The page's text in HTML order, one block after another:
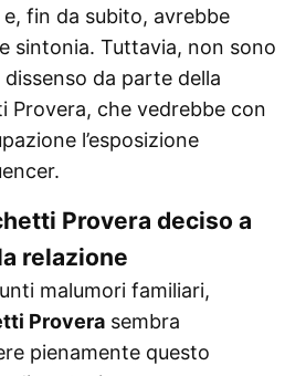
e, fin da subito, avrebbe
sintonia. Tuttavia, non sono
da parte della
Provera, che vedrebbe con
l’esposizione
Provera deciso a
relazione
malumori familiari,
Proverasembra
pienamente questo